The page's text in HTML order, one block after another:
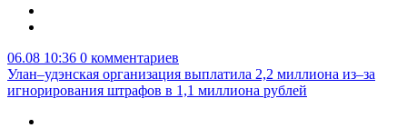
06.08 10:36 0 комментариев
Улан–удэнская организация выплатила 2,2 миллиона из–за
игнорирования штрафов в 1,1 миллиона рублей